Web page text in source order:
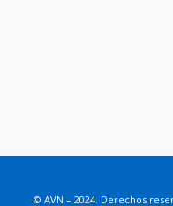
© AVN – 2024. Derechos